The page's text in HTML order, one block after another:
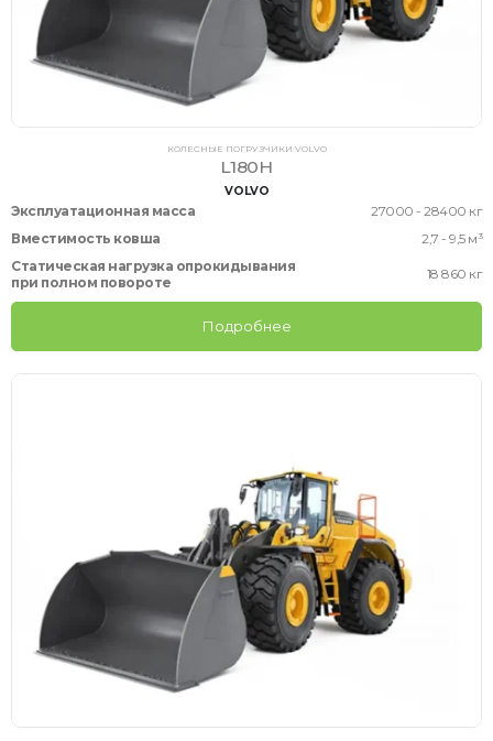
КОЛЕСНЫЕ ПОГРУЗЧИКИ VOLVO
L180H
VOLVO
Эксплуатационная масса
27000 - 28400 кг
Вместимость ковша
2,7 - 9,5 м³
Статическая нагрузка опрокидывания
при полном повороте
18 860 кг
Подробнее